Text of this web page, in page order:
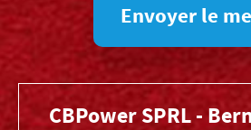
Envoyer le
CBPower SPRL -